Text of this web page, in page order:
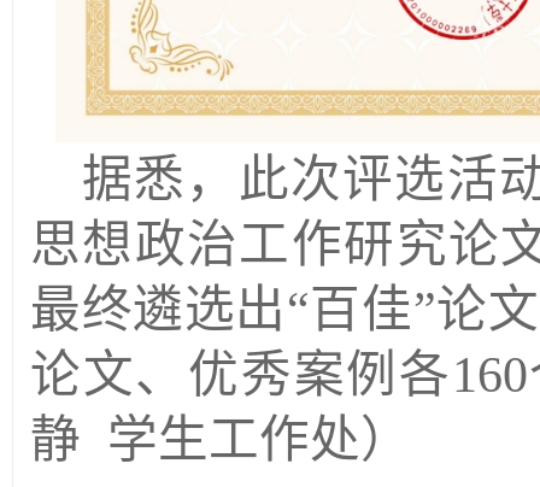
据悉，此次评选活
思想政治工作研究论
最终遴选出“百佳”论
论文、优秀案例各
静 学生工作处）